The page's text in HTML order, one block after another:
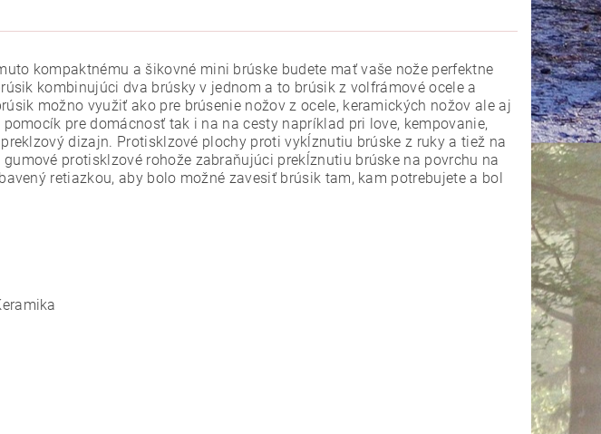
kompaktnému a šikovné mini brúske budete mať vaše nože perfektne
kombinujúci dva brúsky v jednom a to brúsik z volfrámové ocele a
možno využiť ako pre brúsenie nožov z ocele, keramických nožov ale aj
pre domácnosť tak i na na cesty napríklad pri love, kempovanie,
dizajn. Protisklzové plochy proti vykĺznutiu brúske z ruky a tiež na
protisklzové rohože zabraňujúci prekĺznutiu brúske na povrchu na
retiazkou, aby bolo možné zavesiť brúsik tam, kam potrebujete a bol